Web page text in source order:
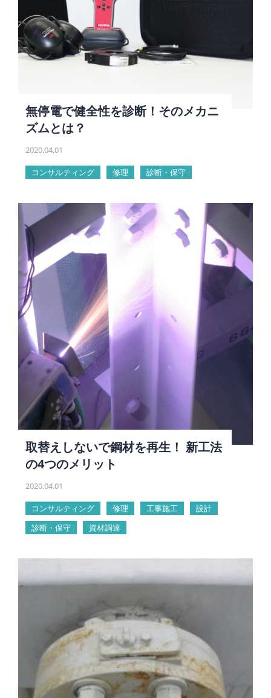
無停電で健全性を診断！そのメカニ
ズムとは？
2020.04.01
コンサルティング 修理 診断・保守
取替えしないで鋼材を再生！ 新工法
の4つのメリット
2020.04.01
コンサルティング 修理 工事施工
設計
診断・保守
資材調達